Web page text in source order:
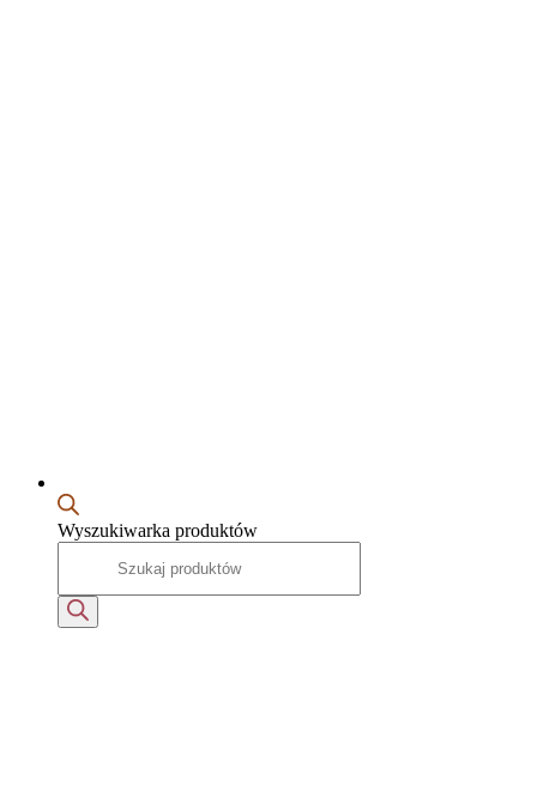
Wyszukiwarka produktów